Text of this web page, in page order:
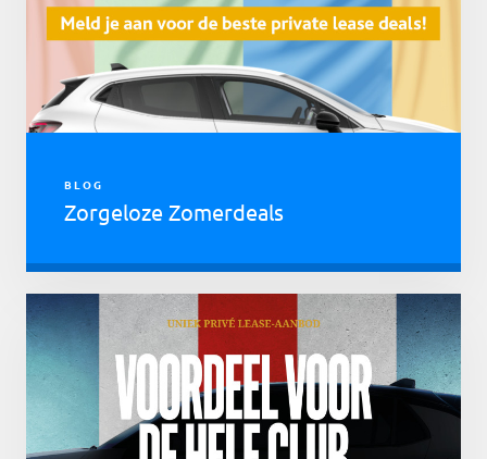
BLOG
Zorgeloze Zomerdeals